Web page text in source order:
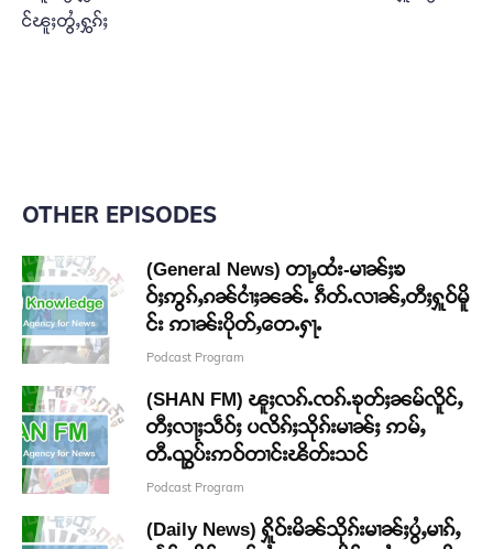
င်ၽူႈတွႆႇႁွၵ်ႈ
OTHER EPISODES
(General News) တႃႇထႆး-မၢၼ်ႈၶ
ဝ်ႈဢွၵ်ႇၵၼ်ငၢႆႈၼၼ်ႉ ၵဵတ်ႉလၢၼ်ႇတီႈႁူဝ်မိူ
င်း ဢၢၼ်းပိုတ်ႇတေႉႁႃႉ
Podcast Program
(SHAN FM) ၽူႈလၵ်ႉၸၵ်ႉၶုတ်ႈၼမ်လိူင်ႇ
တီႈလႃႈသဵဝ်ႈ ပလိၵ်ႈသိုၵ်းမၢၼ်ႈ ဢမ်ႇ
တီႉၺွပ်းဢဝ်တၢင်းၽိတ်းသင်
Podcast Program
(Daily News) ႁိူဝ်းမိၼ်သိုၵ်းမၢၼ်ႈပွႆႇမၢၵ်ႇ